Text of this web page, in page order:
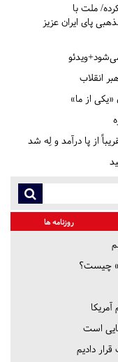
ملت با
پای ایران عزیز
انقلاب
از ما»
از پا درآمد و لِه شد
روزنامه ها
چیست؟
است
دادیم